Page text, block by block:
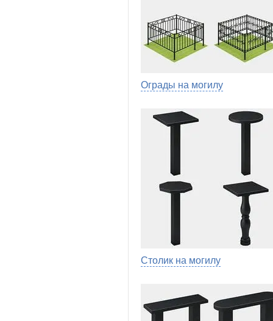
Ограды на могилу
Столик на могилу